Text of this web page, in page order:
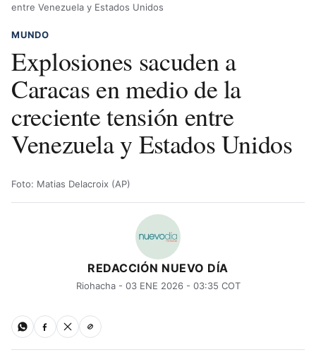
entre Venezuela y Estados Unidos
MUNDO
Explosiones sacuden a
Caracas en medio de la
creciente tensión entre
Venezuela y Estados Unidos
Foto: Matias Delacroix (AP)
REDACCIÓN NUEVO DÍA
Riohacha - 03 ENE 2026 - 03:35 COT